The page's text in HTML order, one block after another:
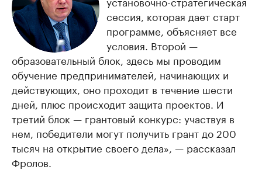
сессия, которая дает старт
программе, объясняет все
условия. Второй —
образовательный блок, здесь мы проводим
обучение предпринимателей, начинающих и
действующих, оно проходит в течение шести
дней, плюс происходит защита проектов. И
третий блок — грантовый конкурс: участвуя в
нем, победители могут получить грант до 200
тысяч на открытие своего дела», — рассказал
Фролов.